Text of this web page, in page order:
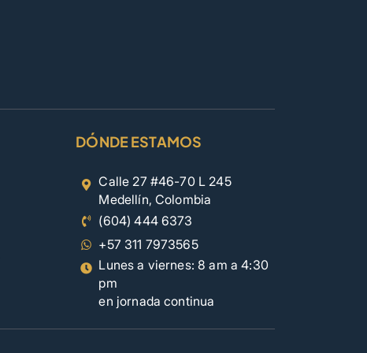
DÓNDE ESTAMOS
Calle 27 #46-70 L 245
Medellín, Colombia
(604) 444 6373
+57 311 7973565
Lunes a viernes: 8 am a 4:30
pm
en jornada continua